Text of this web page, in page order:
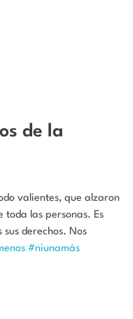
de la
valientes, que alzaron
toda las personas. Es
derechos. Nos
#niunamás